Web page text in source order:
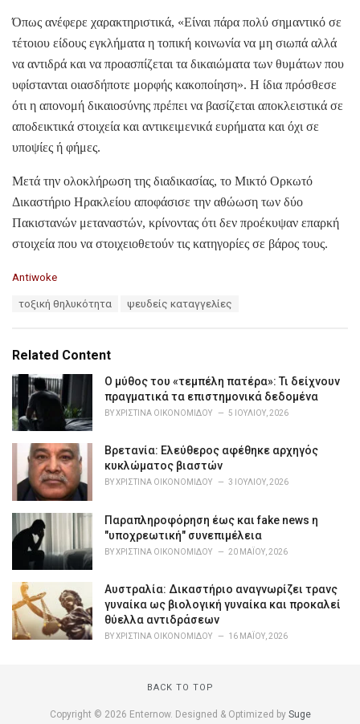
Όπως ανέφερε χαρακτηριστικά, «Είναι πάρα πολύ σημαντικό σε
τέτοιου είδους εγκλήματα η τοπική κοινωνία να μη σιωπά αλλά
να αντιδρά και να προασπίζεται τα δικαιώματα των θυμάτων που
υφίστανται οιασδήποτε μορφής κακοποίηση». Η ίδια πρόσθεσε
ότι η απονομή δικαιοσύνης πρέπει να βασίζεται αποκλειστικά σε
αποδεικτικά στοιχεία και αντικειμενικά ευρήματα και όχι σε
υποψίες ή φήμες.
Μετά την ολοκλήρωση της διαδικασίας, το Μικτό Ορκωτό
Δικαστήριο Ηρακλείου αποφάσισε την αθώωση των δύο
Πακιστανών μεταναστών, κρίνοντας ότι δεν προέκυψαν επαρκή
στοιχεία που να στοιχειοθετούν τις κατηγορίες σε βάρος τους.
C
o
r
i
e
s
:
Antiwoke
:
τοξική θηλυκότητα ψευδείς καταγγελίες
Related Content
Ο μύθος του «τεμπέλη πατέρα»: Τι δείχνουν
πραγματικά τα επιστημονικά δεδομένα
BYΧΡΙΣΤΊΝΑ ΟΙΚΟΝΟΜΊΔΟΥ 5 ΙΟΥΛΊΟΥ, 2026
Βρετανία: Ελεύθερος αφέθηκε αρχηγός
κυκλώματος βιαστών
BYΧΡΙΣΤΊΝΑ ΟΙΚΟΝΟΜΊΔΟΥ 3 ΙΟΥΛΊΟΥ, 2026
Παραπληροφόρηση έως και fake news η
"υποχρεωτική" συνεπιμέλεια
BYΧΡΙΣΤΊΝΑ ΟΙΚΟΝΟΜΊΔΟΥ 20 ΜΑΪ́ΟΥ, 2026
Αυστραλία: Δικαστήριο αναγνωρίζει τρανς
γυναίκα ως βιολογική γυναίκα και προκαλεί
θύελλα αντιδράσεων
BYΧΡΙΣΤΊΝΑ ΟΙΚΟΝΟΜΊΔΟΥ 16 ΜΑΪ́ΟΥ, 2026
BACK TO TOP
Copyright © 2026 Enternow. Designed & Optimized by Suge